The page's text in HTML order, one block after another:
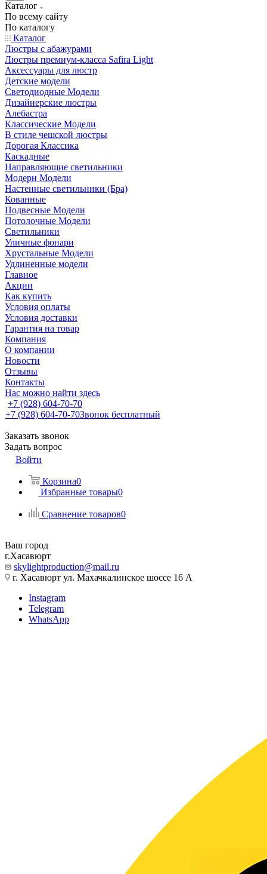
Каталог
По всему сайту
По каталогу
Каталог
Люстры с абажурами
Люстры премиум-класса Safira Light
Аксессуары для люстр
Детские модели
Светодиодные Модели
Дизайнерские люстры
Алебастра
Классические Модели
В стиле чешской люстры
Дорогая Классика
Каскадные
Направляющие светильники
Модерн Модели
Настенные светильники (Бра)
Кованные
Подвесные Модели
Потолочные Модели
Светильники
Уличные фонари
Хрустальные Модели
Удлиненные модели
Главное
Акции
Как купить
Условия оплаты
Условия доставки
Гарантия на товар
Компания
О компании
Новости
Отзывы
Контакты
Нас можно найти здесь
+7 (928) 604-70-70
+7 (928) 604-70-70Звонок бесплатный
Заказать звонок
Задать вопрос
Войти
Корзина0
Избранные товары0
Сравнение товаров0
Ваш город
г.Хасавюрт
skylightproduction@mail.ru
г. Хасавюрт ул. Махачкалинское шоссе 16 А
Instagram
Telegram
WhatsApp